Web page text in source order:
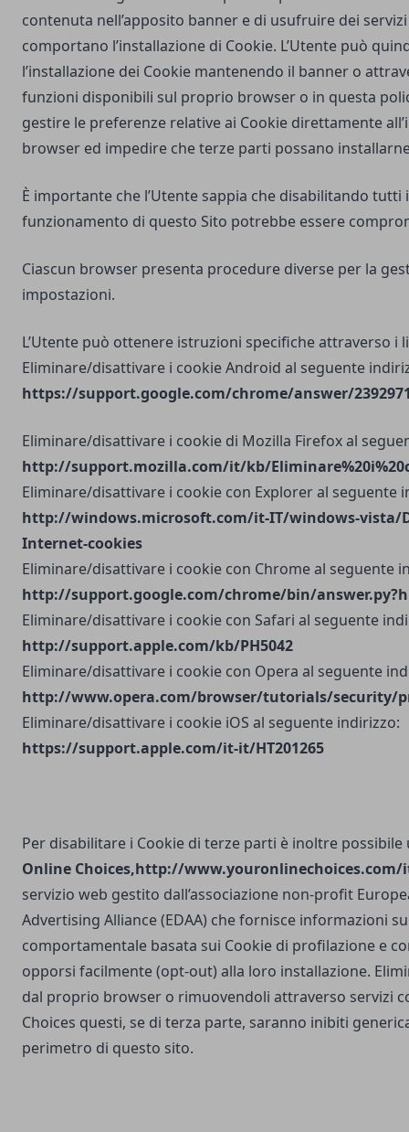
contenuta nell’apposito banner e di usufruire dei
comportano l’installazione di Cookie. L’Utente può
l’installazione dei Cookie mantenendo il banner o
funzioni disponibili sul proprio browser o in questa
gestire le preferenze relative ai Cookie direttamente
browser ed impedire che terze parti possano
È importante che l’Utente sappia che disabilitando tutti
funzionamento di questo Sito potrebbe essere
Ciascun browser presenta procedure diverse per la
impostazioni.
L’Utente può ottenere istruzioni specifiche attraverso i
Eliminare/disattivare i cookie Android al seguente
https://support.google.com/chrome/answer/
Eliminare/disattivare i cookie di Mozilla Firefox al
http://support.mozilla.com/it/kb/
Eliminare/disattivare i cookie con Explorer al seguente
http://windows.microsoft.com/it-IT/windows-vista/
Internet-cookies
Eliminare/disattivare i cookie con Chrome al seguente
http://support.google.com/chrome/bin/
Eliminare/disattivare i cookie con Safari al seguente
http://support.apple.com/kb/PH5042
Eliminare/disattivare i cookie con Opera al seguente
http://www.opera.com/browser/tutorials/security/
Eliminare/disattivare i cookie iOS al seguente indirizzo:
https://support.apple.com/it-it/HT201265
Per disabilitare i Cookie di terze parti è inoltre
Online Choices,http://www.youronlinechoices.com/
servizio web gestito dall’associazione non-profit
Advertising Alliance (EDAA) che fornisce informazioni
comportamentale basata sui Cookie di profilazione e
opporsi facilmente (opt-out) alla loro installazione.
dal proprio browser o rimuovendoli attraverso servizi
Choices questi, se di terza parte, saranno inibiti
perimetro di questo sito.